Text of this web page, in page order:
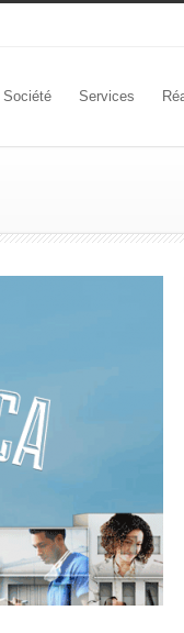
Société Services